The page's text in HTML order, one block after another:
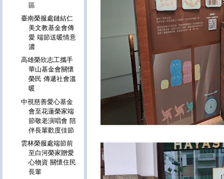
區
臺南榮服處鏈結仁
美文教基金會傳
愛 端節送暖情意
濃
高雄榮欣志工攜手
華山基金會關懷
榮民 傳遞社會溫
暖
中視慈善愛心基金
會至花蓮榮家端
節敬老演唱會 陪
伴長輩歡度佳節
雲林榮服處端節前
至白河榮家贈愛
心物資 關懷住民
長輩